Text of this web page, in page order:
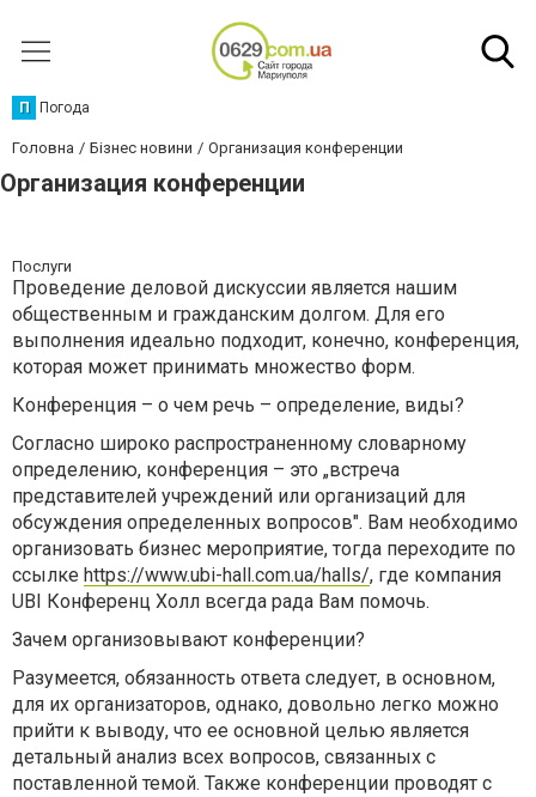
П Погода
Головна Бізнес новини Организация конференции
Организация конференции
Послуги
Проведение деловой дискуссии является нашим
общественным и гражданским долгом. Для его
выполнения идеально подходит, конечно, конференция,
которая может принимать множество форм.
Конференция – о чем речь – определение, виды?
Согласно широко распространенному словарному
определению, конференция – это „встреча
представителей учреждений или организаций для
обсуждения определенных вопросов". Вам необходимо
организовать бизнес мероприятие, тогда переходите по
ссылке https://www.ubi-hall.com.ua/halls/, где компания
UBI Конференц Холл всегда рада Вам помочь.
Зачем организовывают конференции?
Разумеется, обязанность ответа следует, в основном,
для их организаторов, однако, довольно легко можно
прийти к выводу, что ее основной целью является
детальный анализ всех вопросов, связанных с
поставленной темой. Также конференции проводят с